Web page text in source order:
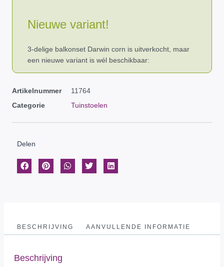
Nieuwe variant!
3-delige balkonset Darwin corn is uitverkocht, maar
een nieuwe variant is wél beschikbaar:
Artikelnummer
11764
Categorie
Tuinstoelen
Delen
BESCHRIJVING AANVULLENDE INFORMATIE
Beschrijving